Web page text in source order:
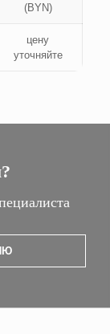
(BYN)
цену
уточняйте